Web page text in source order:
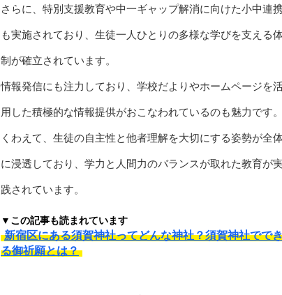
さらに、特別支援教育や中一ギャップ解消に向けた小中連
も実施されており、生徒一人ひとりの多様な学びを支える
制が確立されています。
情報発信にも注力しており、学校だよりやホームページを
用した積極的な情報提供がおこなわれているのも魅力です。
くわえて、生徒の自主性と他者理解を大切にする姿勢が全
に浸透しており、学力と人間力のバランスが取れた教育が実
践されています。
▼この記事も読まれています
新宿区にある須賀神社ってどんな神社？須賀神社でで
る御祈願とは？